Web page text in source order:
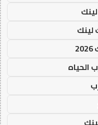
لينك
الحياه